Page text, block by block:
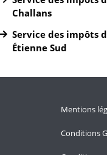
Challans
Service des impôts
Étienne Sud
Mentions
Conditions